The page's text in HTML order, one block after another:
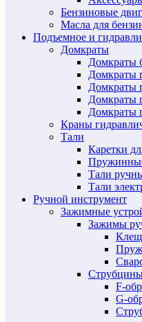
Бензиновые
Масла для
Подъемное и
Домкраты
Домкраты
Домкраты
Домкраты
Домкраты
Домкраты
Краны
Тали
Каретки
Тали
Тали
Ручной инструмент
Зажимные
Зажимы
F-
G-